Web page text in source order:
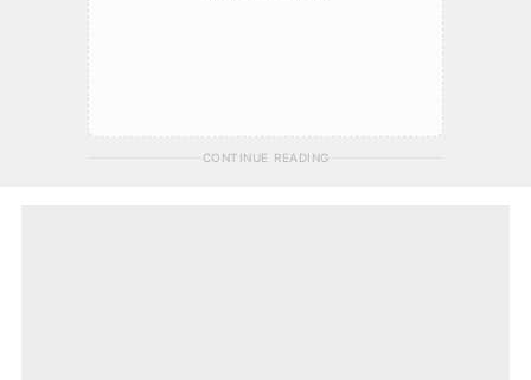
CONTINUE READING